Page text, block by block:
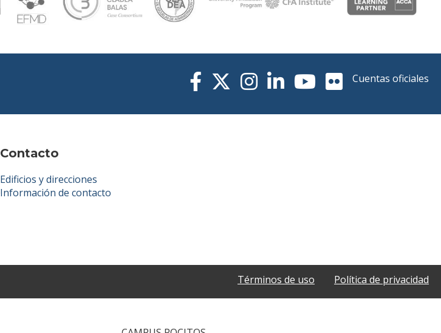
Contacto
Edificios y direcciones
Información de contacto
Cuentas oficiales
Términos de uso Política de privacidad